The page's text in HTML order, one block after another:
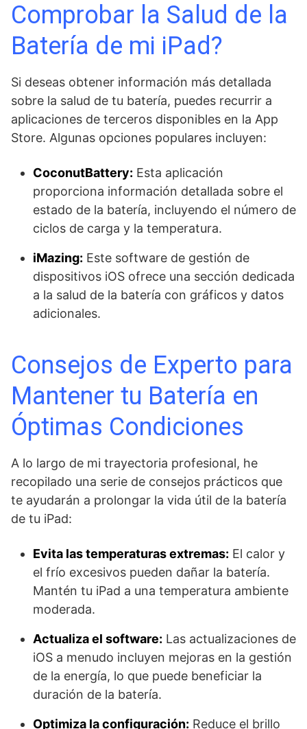
Comprobar la Salud de la
Batería de mi iPad?
Si deseas obtener información más detallada
sobre la salud de tu batería, puedes recurrir a
aplicaciones de terceros disponibles en la App
Store. Algunas opciones populares incluyen:
CoconutBattery: Esta aplicación
proporciona información detallada sobre el
estado de la batería, incluyendo el número de
ciclos de carga y la temperatura.
iMazing: Este software de gestión de
dispositivos iOS ofrece una sección dedicada
a la salud de la batería con gráficos y datos
adicionales.
Consejos de Experto para
Mantener tu Batería en
Óptimas Condiciones
A lo largo de mi trayectoria profesional, he
recopilado una serie de consejos prácticos que
te ayudarán a prolongar la vida útil de la batería
de tu iPad:
Evita las temperaturas extremas: El calor y
el frío excesivos pueden dañar la batería.
Mantén tu iPad a una temperatura ambiente
moderada.
Actualiza el software: Las actualizaciones de
iOS a menudo incluyen mejoras en la gestión
de la energía, lo que puede beneficiar la
duración de la batería.
Optimiza la configuración: Reduce el brillo